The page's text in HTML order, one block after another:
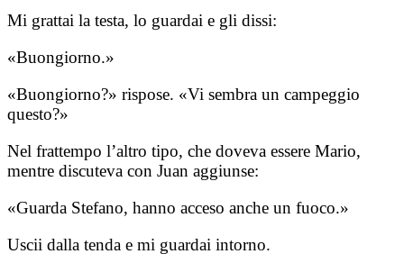
Mi grattai la testa, lo guardai e gli dissi:
«Buongiorno.»
«Buongiorno?» rispose. «Vi sembra un campeggio
questo?»
Nel frattempo l’altro tipo, che doveva essere Mario,
mentre discuteva con Juan aggiunse:
«Guarda Stefano, hanno acceso anche un fuoco.»
Uscii dalla tenda e mi guardai intorno.